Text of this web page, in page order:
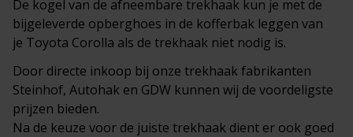
De kogel van de afneembare trekhaak kun je met de
bijgeleverde opberghoes in de kofferbak leggen van
je Toyota Corolla als de trekhaak niet nodig is.
Door directe inkoop bij onze trekhaak fabrikanten
Steinhof, Autohak en GDW kunnen wij de voordeligste
prijzen bieden.
Na de keuze voor de juiste trekhaak dient er ook goed